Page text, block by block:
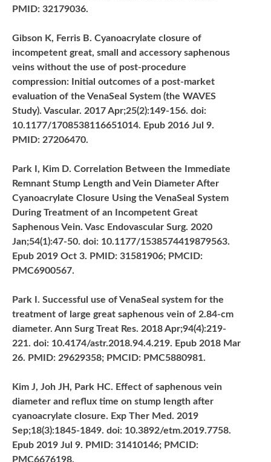
PMID: 32179036.
Gibson K, Ferris B. Cyanoacrylate closure of
incompetent great, small and accessory saphenous
veins without the use of post-procedure
compression: Initial outcomes of a post-market
evaluation of the VenaSeal System (the WAVES
Study). Vascular. 2017 Apr;25(2):149-156. doi:
10.1177/1708538116651014. Epub 2016 Jul 9.
PMID: 27206470.
Park I, Kim D. Correlation Between the Immediate
Remnant Stump Length and Vein Diameter After
Cyanoacrylate Closure Using the VenaSeal System
During Treatment of an Incompetent Great
Saphenous Vein. Vasc Endovascular Surg. 2020
Jan;54(1):47-50. doi: 10.1177/1538574419879563.
Epub 2019 Oct 3. PMID: 31581906; PMCID:
PMC6900567.
Park I. Successful use of VenaSeal system for the
treatment of large great saphenous vein of 2.84-cm
diameter. Ann Surg Treat Res. 2018 Apr;94(4):219-
221. doi: 10.4174/astr.2018.94.4.219. Epub 2018 Mar
26. PMID: 29629358; PMCID: PMC5880981.
Kim J, Joh JH, Park HC. Effect of saphenous vein
diameter and reflux time on stump length after
cyanoacrylate closure. Exp Ther Med. 2019
Sep;18(3):1845-1849. doi: 10.3892/etm.2019.7758.
Epub 2019 Jul 9. PMID: 31410146; PMCID:
PMC6676198.